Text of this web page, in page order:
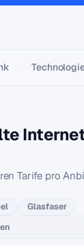
Tarife pro
Glasfaser